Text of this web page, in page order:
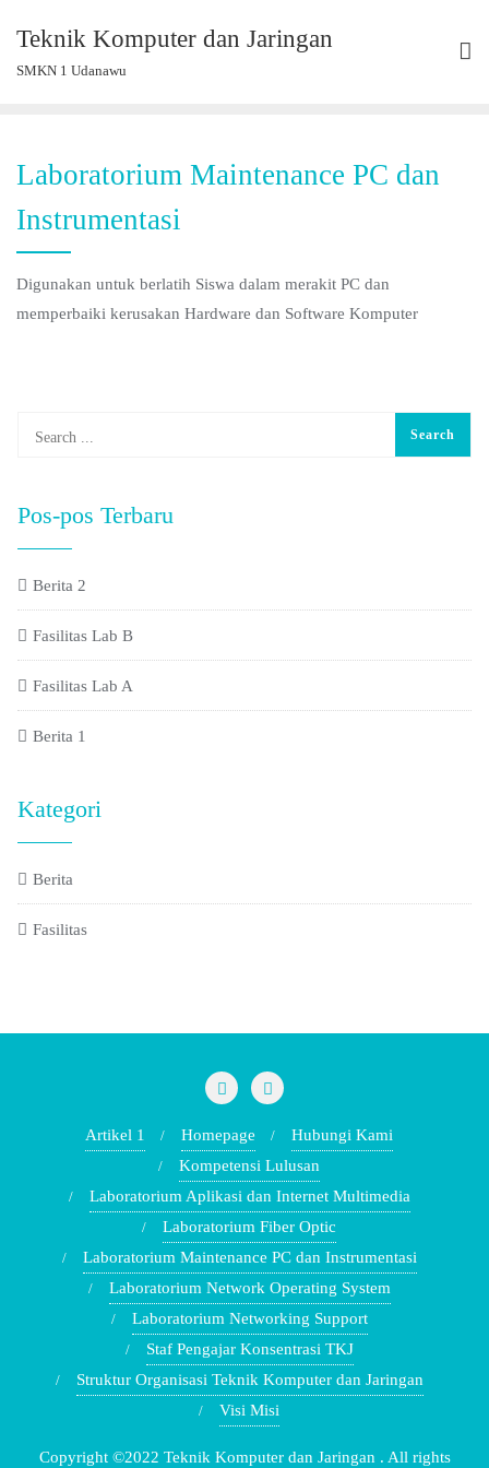
content
Teknik Komputer dan Jaringan
SMKN 1 Udanawu
Laboratorium Maintenance PC dan
Instrumentasi
Digunakan untuk berlatih Siswa dalam merakit PC dan
memperbaiki kerusakan Hardware dan Software Komputer
Pos-pos Terbaru
Berita 2
Fasilitas Lab B
Fasilitas Lab A
Berita 1
Kategori
Berita
Fasilitas
Artikel 1 Homepage
Hubungi Kami
Kompetensi Lulusan
Laboratorium Aplikasi dan Internet Multimedia
Laboratorium Fiber Optic
Laboratorium Maintenance PC dan Instrumentasi
Laboratorium Network Operating System
Laboratorium Networking Support
Staf Pengajar Konsentrasi TKJ
Struktur Organisasi Teknik Komputer dan Jaringan
Visi Misi
Copyright ©2022 Teknik Komputer dan Jaringan . All rights